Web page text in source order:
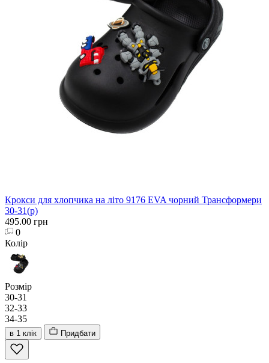
Крокси для хлопчика на літо 9176 EVA чорний Трансформери
30-31(р)
495.00 грн
0
Колір
Розмір
30-31
32-33
34-35
в 1 клік Придбати